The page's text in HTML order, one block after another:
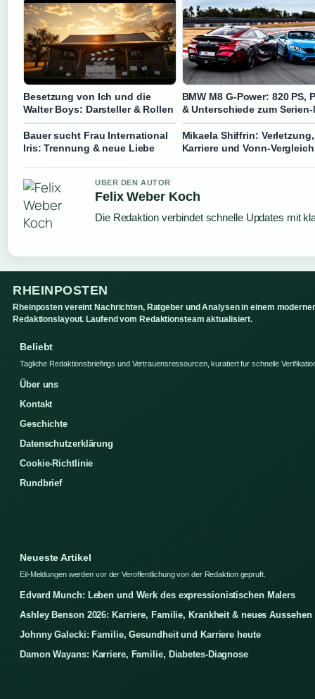
Besetzung von Ich und die
Walter Boys: Darsteller & Rollen
BMW M8 G-Power: 820 PS,
& Unterschiede zum Serien-
Bauer sucht Frau International
Iris: Trennung & neue Liebe
Mikaela Shiffrin: Verletzung,
Karriere und Vonn-Vergleich
UBER DEN AUTOR
Felix Weber Koch
Die Redaktion verbindet schnelle Updates mit
RHEINPOSTEN
Rheinposten vereint Nachrichten, Ratgeber und Analysen in einem
Redaktionslayout. Laufend vom Redaktionsteam aktualisiert.
Beliebt
Tagliche Redaktionsbriefings und Vertrauensressourcen, kuratiert fur schnelle
Über uns
Kontakt
Geschichte
Datenschutzerklärung
Cookie-Richtlinie
Rundbrief
Neueste Artikel
Eil-Meldungen werden vor der Veroffentlichung von der Redaktion gepruft.
Edvard Munch: Leben und Werk des expressionistischen Malers
Ashley Benson 2026: Karriere, Familie, Krankheit & neues Aussehen
Johnny Galecki: Familie, Gesundheit und Karriere heute
Damon Wayans: Karriere, Familie, Diabetes-Diagnose